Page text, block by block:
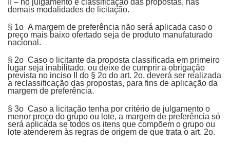
II – no julgamento e classificação das propostas, nas
demais modalidades de licitação.
§ 1o A margem de preferência não será aplicada caso o
preço mais baixo ofertado seja de produto manufaturado
nacional.
§ 2o Caso o licitante da proposta classificada em primeiro
lugar seja inabilitado, ou deixe de cumprir a obrigação
prevista no inciso II do § 2o do art. 2o, deverá ser realizada
a reclassificação das propostas, para fins de aplicação da
margem de preferência.
§ 3o Caso a licitação tenha por critério de julgamento o
menor preço do grupo ou lote, a margem de preferência só
será aplicada se todos os itens que compõem o grupo ou
lote atenderem às regras de origem de que trata o art. 2o.